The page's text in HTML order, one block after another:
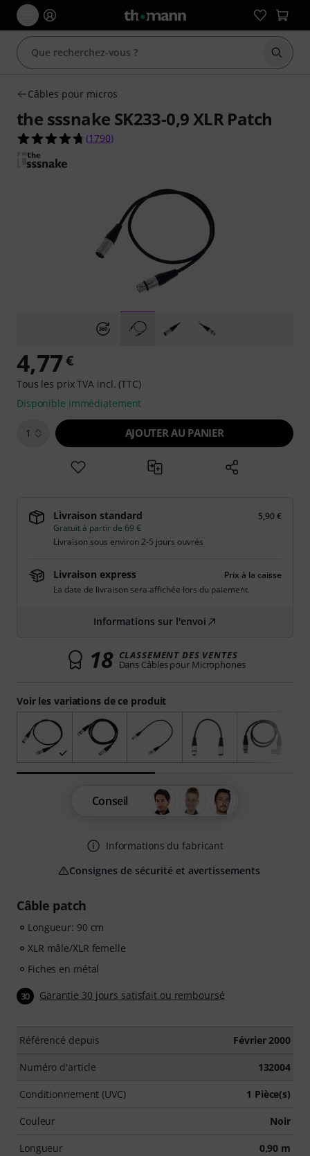
Câbles pour micros
the sssnake SK233-0,9 XLR Patch
4.7 étoiles sur 5 d'après 1790 évaluations clients
(1790)
Câble patch
Longueur: 90 cm
XLR mâle/XLR femelle
Fiches en métal
30 Garantie 30 jours satisfait ou remboursé
Référencé depuis Février 2000
Numéro d'article 132004
Conditionnement (UVC) 1 Pièce(s)
Couleur Noir
Longueur 0,90 m
Voir les variations de ce produit
4,77€
Tous les prix TVA incl. (TTC)
Disponible immédiatement
1 AJOUTER AU PANIER
Livraison standard
5,90 €
Gratuit à partir de 69 €
Livraison sous environ 2-5 jours ouvrés
Livraison express
Prix à la caisse
La date de livraison sera affichée lors du paiement.
Informations sur l'envoi
18 CLASSEMENT DES VENTES
Dans Câbles pour Microphones
Conseil
Informations du fabricant
Consignes de sécurité et avertissements